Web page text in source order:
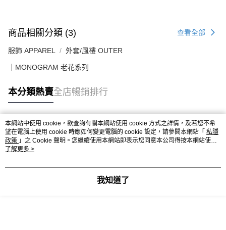
商品相關分類 (3) 查看全部
服飾 APPAREL 外套/風褸 OUTER
｜MONOGRAM 老花系列
本分類熱賣全店暢銷排行
熱門標籤
熱銷排行
本網站中使用 cookie，欲查詢有關本網站使用 cookie 方式之詳情，及若您不希
望在電腦上使用 cookie 時應如何變更電腦的 cookie 設定，請參閱本網站「 私隱
政策 」之 Cookie 聲明。您繼續使用本網站即表示您同意本公司得按本網站使用
條款之 Cookie 聲明使用 cookie。
了解更多 >
我知道了